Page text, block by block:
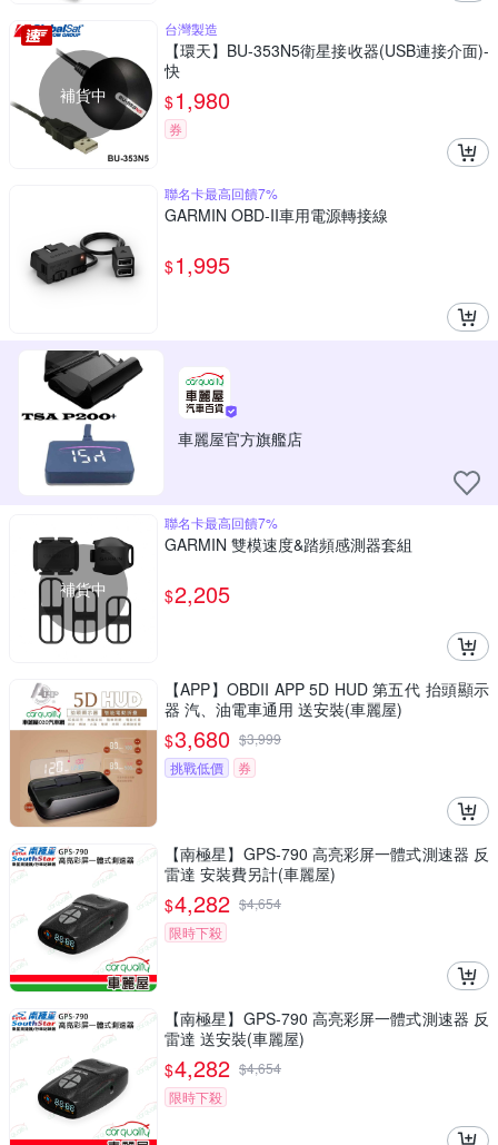
補貨中
台灣製造
【環天】BU-353N5衛星接收器(USB連接介面)-
快
$1,980
券
聯名卡最高回饋7%
GARMIN OBD-II車用電源轉接線
$1,995
車麗屋官方旗艦店
補貨中
聯名卡最高回饋7%
GARMIN 雙模速度&踏頻感測器套組
$2,205
【APP】OBDII APP 5D HUD 第五代 抬頭顯示
器 汽、油電車通用 送安裝(車麗屋)
$3,680 $3,999
挑戰低價
券
【南極星】GPS-790 高亮彩屏一體式測速器 反
雷達 安裝費另計(車麗屋)
$4,282 $4,654
限時下殺
【南極星】GPS-790 高亮彩屏一體式測速器 反
雷達 送安裝(車麗屋)
$4,282 $4,654
限時下殺